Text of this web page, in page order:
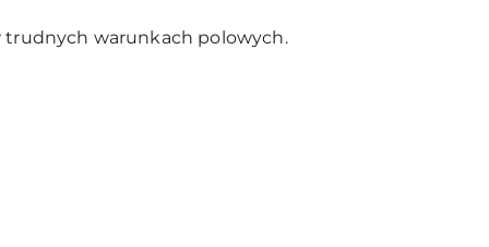
trudnych warunkach polowych.